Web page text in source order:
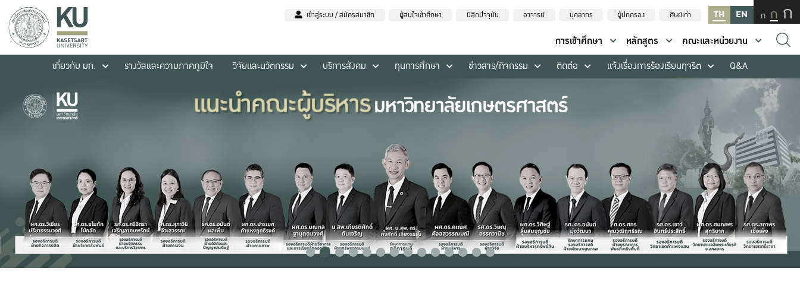
เข้าสู่ระบบ / สมัครสมาชิก ผู้สนใจเข้าศึกษา นิสิตปัจจุบัน อาจารย์ บุคลากร ผู้ปกครอง ศิษย์เก่า TH EN ก ก ก
การเข้าศึกษา หลักสูตร
คณะและหน่วยงาน
เกี่ยวกับ มก.
รางวัลและความภาคภูมิใจ วิจัยและนวัตกรรม บริการสังคม ทุนการศึกษา ข่าวสาร/กิจกรรม ติดต่อ แจ้งเรื่องการร้องเรียนทุจริต Q&A